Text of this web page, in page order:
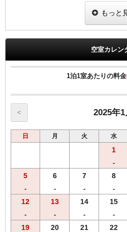
夕朝食をお楽しみいただけるお値打ち
国産うなぎを奈良の醤油蔵、向出醤油
こだわりのタレで香ばしく焼き上げま
1階 ぎんざ
営業時間 朝食6:30～9:00 夕食17:30
【和食】・【洋食】からお選び頂けま
◆ご夕食◆
~【うな重】御膳~
・胡瓜の梅和え
・葱の白和え
・香の物
ださいませ。
※仕入れの状況よって内容が変更にな
もっと
空室カレン
1泊1室あたりの料金
< 2025年1
日 月 火 水
1
-
5
-
6
-
7
-
8
-
12
-
13
-
14
-
15
-
19 20 21 22